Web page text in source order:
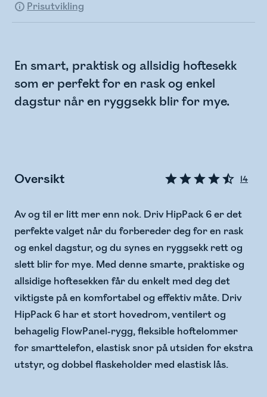
Prisutvikling
En smart, praktisk og allsidig hoftesekk
som er perfekt for en rask og enkel
dagstur når en ryggsekk blir for mye.
Oversikt 14
Av og til er litt mer enn nok. Driv HipPack 6 er det
perfekte valget når du forbereder deg for en rask
og enkel dagstur, og du synes en ryggsekk rett og
slett blir for mye. Med denne smarte, praktiske og
allsidige hoftesekken får du enkelt med deg det
viktigste på en komfortabel og effektiv måte. Driv
HipPack 6 har et stort hovedrom, ventilert og
behagelig FlowPanel-rygg, fleksible hoftelommer
for smarttelefon, elastisk snor på utsiden for ekstra
utstyr, og dobbel flaskeholder med elastisk lås.